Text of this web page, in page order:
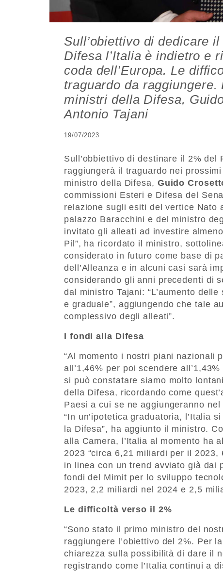
Sull’obiettivo di dedicare
Difesa l’Italia è indietro e
coda dell’Europa. Le
traguardo da raggiungere.
ministri della Difesa,
Antonio Tajani
19/07/2023
Sull’obbiettivo di destinare il 2%
raggiungerà il traguardo nei
ministro della Difesa, Guido
commissioni Esteri e Difesa del
relazione sugli esiti del vertice Nato
palazzo Baracchini e del ministro
invitato gli alleati ad investire
Pil”, ha ricordato il ministro,
considerato in futuro come base di
dell’Alleanza e in alcuni casi sarà
considerando gli anni precedenti di
dal ministro Tajani: “L’aumento
e graduale”, aggiungendo che tale
complessivo degli alleati”.
I fondi alla Difesa
“Al momento i nostri piani nazionali
all’1,46% per poi scendere
si può constatare siamo molto
della Difesa, ricordando come
Paesi a cui se ne aggiungeranno
“In un’ipotetica graduatoria, l’Italia
la Difesa”, ha aggiunto il ministro.
alla Camera, l’Italia al momento ha
2023 “circa 6,21 miliardi per il
in linea con un trend avviato già dai
fondi del Mimit per lo sviluppo
2023, 2,2 miliardi nel 2024 e 2,5
Le difficoltà verso il 2%
“Sono stato il primo ministro del
raggiungere l’obiettivo del 2%. Per
chiarezza sulla possibilità di dare il
registrando come l’Italia continui a